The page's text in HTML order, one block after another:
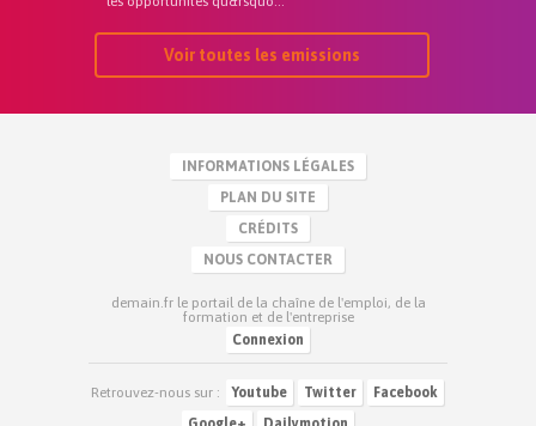
Voir toutes les emissions
INFORMATIONS LÉGALES
PLAN DU SITE
CRÉDITS
NOUS CONTACTER
demain.fr le portail de la chaîne de l'emploi, de la
formation et de l'entreprise
Connexion
Retrouvez-nous sur : Youtube Twitter
Facebook